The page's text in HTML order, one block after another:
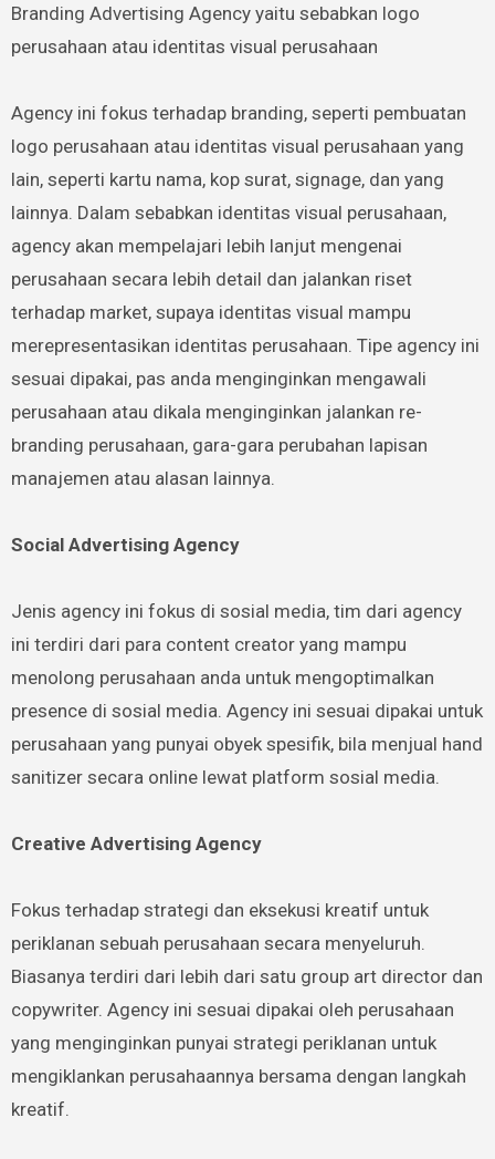
Branding Advertising Agency yaitu sebabkan logo
perusahaan atau identitas visual perusahaan
Agency ini fokus terhadap branding, seperti pembuatan
logo perusahaan atau identitas visual perusahaan yang
lain, seperti kartu nama, kop surat, signage, dan yang
lainnya. Dalam sebabkan identitas visual perusahaan,
agency akan mempelajari lebih lanjut mengenai
perusahaan secara lebih detail dan jalankan riset
terhadap market, supaya identitas visual mampu
merepresentasikan identitas perusahaan. Tipe agency ini
sesuai dipakai, pas anda menginginkan mengawali
perusahaan atau dikala menginginkan jalankan re-
branding perusahaan, gara-gara perubahan lapisan
manajemen atau alasan lainnya.
Social Advertising Agency
Jenis agency ini fokus di sosial media, tim dari agency
ini terdiri dari para content creator yang mampu
menolong perusahaan anda untuk mengoptimalkan
presence di sosial media. Agency ini sesuai dipakai untuk
perusahaan yang punyai obyek spesifik, bila menjual hand
sanitizer secara online lewat platform sosial media.
Creative Advertising Agency
Fokus terhadap strategi dan eksekusi kreatif untuk
periklanan sebuah perusahaan secara menyeluruh.
Biasanya terdiri dari lebih dari satu group art director dan
copywriter. Agency ini sesuai dipakai oleh perusahaan
yang menginginkan punyai strategi periklanan untuk
mengiklankan perusahaannya bersama dengan langkah
kreatif.